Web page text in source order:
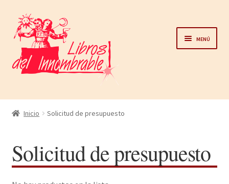
navegación
al
contenido
Menú
Home
Noticias
Inicio Solicitud de presupuesto
Solicitud de presupuesto